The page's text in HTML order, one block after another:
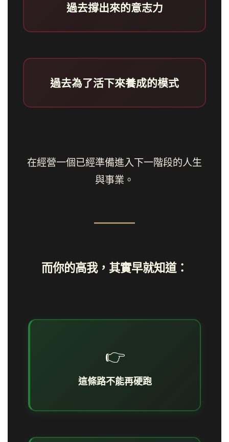
過去撐出來的意志力
過去為了活下來養成的模式
在經營一個已經準備進入下一階段的人生
與事業。
而你的高我，其實早就知道：
👉
這條路不能再硬跑